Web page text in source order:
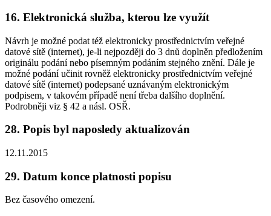
16. Elektronická služba, kterou lze využít
Návrh je možné podat též elektronicky prostřednictvím veřejné
datové sítě (internet), je-li nejpozději do 3 dnů doplněn předložením
originálu podání nebo písemným podáním stejného znění. Dále je
možné podání učinit rovněž elektronicky prostřednictvím veřejné
datové sítě (internet) podepsané uznávaným elektronickým
podpisem, v takovém případě není třeba dalšího doplnění.
Podrobněji viz § 42 a násl. OSŘ.
28. Popis byl naposledy aktualizován
12.11.2015
29. Datum konce platnosti popisu
Bez časového omezení.